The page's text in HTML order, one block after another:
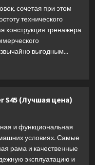
сочетая при этом
технического
конструкция тренажера
выгодным...
S45 (Лучшая цена)
и функциональная
условиях. Самые
рама и качественные
эксплуатацию и